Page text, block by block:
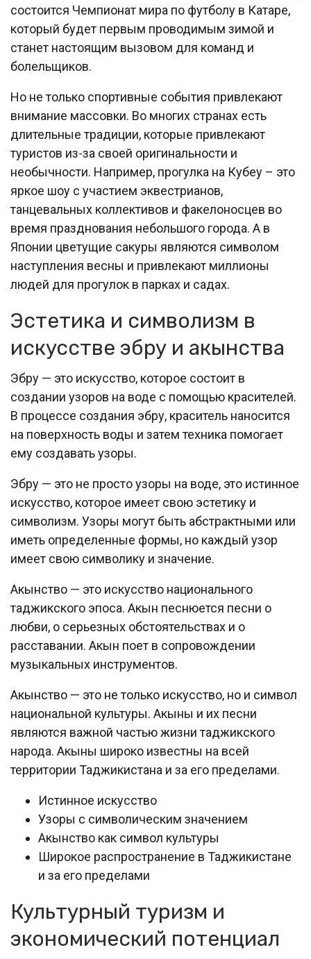
состоится Чемпионат мира по футболу в Катаре,
который будет первым проводимым зимой и
станет настоящим вызовом для команд и
болельщиков.
Но не только спортивные события привлекают
внимание массовки. Во многих странах есть
длительные традиции, которые привлекают
туристов из-за своей оригинальности и
необычности. Например, прогулка на Кубеу – это
яркое шоу с участием эквестрианов,
танцевальных коллективов и факелоносцев во
время празднования небольшого города. А в
Японии цветущие сакуры являются символом
наступления весны и привлекают миллионы
людей для прогулок в парках и садах.
Эстетика и символизм в
искусстве эбру и акынства
Эбру — это искусство, которое состоит в
создании узоров на воде с помощью красителей.
В процессе создания эбру, краситель наносится
на поверхность воды и затем техника помогает
ему создавать узоры.
Эбру — это не просто узоры на воде, это истинное
искусство, которое имеет свою эстетику и
символизм. Узоры могут быть абстрактными или
иметь определенные формы, но каждый узор
имеет свою символику и значение.
Акынство — это искусство национального
таджикского эпоса. Акын песнюется песни о
любви, о серьезных обстоятельствах и о
расставании. Акын поет в сопровождении
музыкальных инструментов.
Акынство — это не только искусство, но и символ
национальной культуры. Акыны и их песни
являются важной частью жизни таджикского
народа. Акыны широко известны на всей
территории Таджикистана и за его пределами.
Истинное искусство
Узоры с символическим значением
Акынство как символ культуры
Широкое распространение в Таджикистане
и за его пределами
Культурный туризм и
экономический потенциал